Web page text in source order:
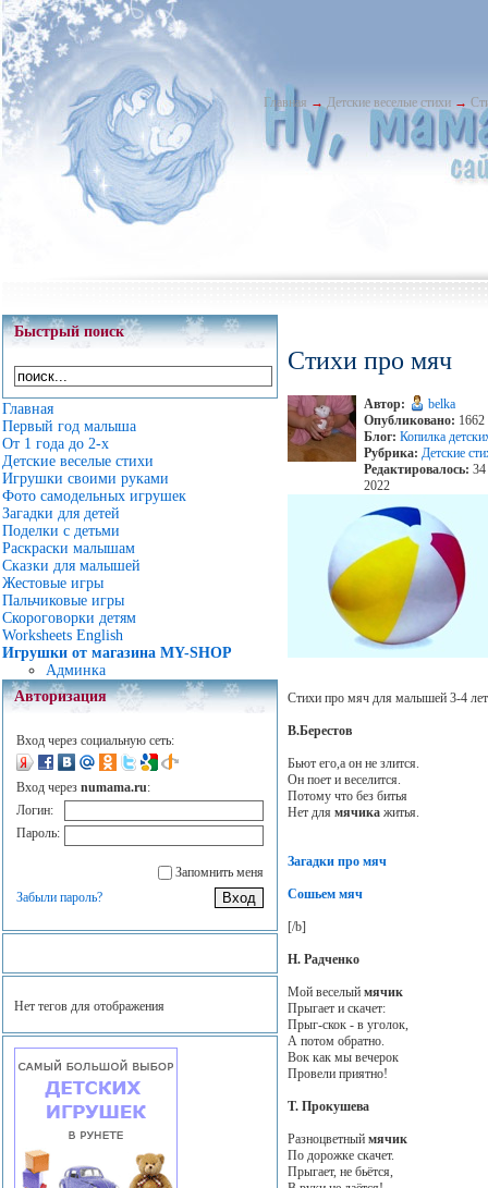
Главная → Детские веселые стихи →
Быстрый поиск
Главная
Первый год малыша
От 1 года до 2-х
Детские веселые стихи
Игрушки своими руками
Фото самодельных игрушек
Загадки для детей
Поделки с детьми
Раскраски малышам
Сказки для малышей
Жестовые игры
Пальчиковые игры
Скороговорки детям
Worksheets English
Игрушки от магазина MY-SHOP
Админка
Авторизация
Вход через социальную сеть:
Вход через numama.ru:
Логин:
Пароль:
Запомнить меня
Забыли пароль?
Нет тегов для отображения
Стихи про мяч
Автор:
belka
Опубликовано: 1662
Блог: Копилка
Рубрика: Детские
Редактировалось:
2022
Стихи про мяч для малышей 3-4 лет
В.Берестов
Бьют его,а он не злится.
Он поет и веселится.
Потому что без битья
Нет для мячикажитья.
Загадки про мяч
Сошьем мяч
[/b]
Н. Радченко
Мой веселый мячик
Прыгает и скачет:
Прыг-скок - в уголок,
А потом обратно.
Вок как мы вечерок
Провели приятно!
Т. Прокушева
Разноцветный мячик
По дорожке скачет.
Прыгает, не бьётся,